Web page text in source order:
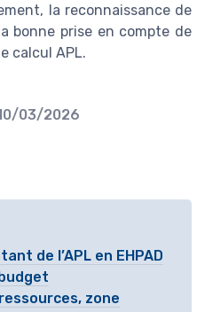
la reconnaissance de
bonne prise en compte de
calcul APL.
03/2026
de l’APL en EHPAD
zone